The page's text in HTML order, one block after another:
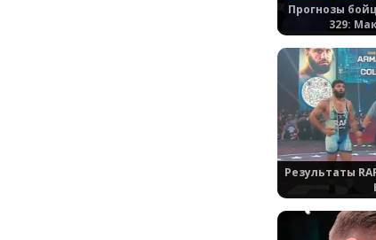
Прогнозы
329:
Результаты